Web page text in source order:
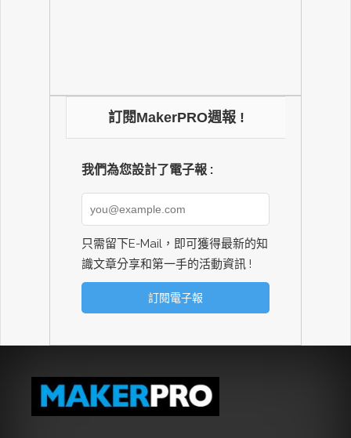
訂閱MakerPRO週報 !
我們為您設計了電子報 :
只需留下E-Mail，即可獲得最新的知
識文章分享和第一手的活動資訊 !